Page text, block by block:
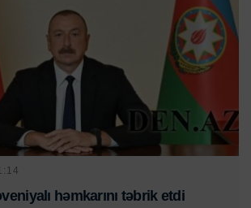
həmkarını təbrik etdi